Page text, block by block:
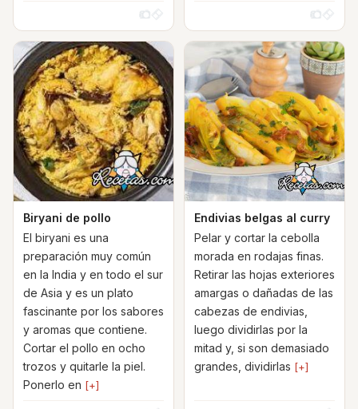
Biryani de pollo
El biryani es una
preparación muy común
en la India y en todo el sur
de Asia y es un plato
fascinante por los sabores
y aromas que contiene.
Cortar el pollo en ocho
trozos y quitarle la piel.
Ponerlo en [+]
Endivias belgas al curry
Pelar y cortar la cebolla
morada en rodajas finas.
Retirar las hojas exteriores
amargas o dañadas de las
cabezas de endivias,
luego dividirlas por la
mitad y, si son demasiado
grandes, dividirlas [+]